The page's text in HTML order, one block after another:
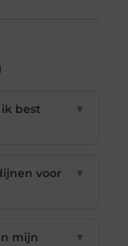
best
▼
voor
▼
mijn
▼